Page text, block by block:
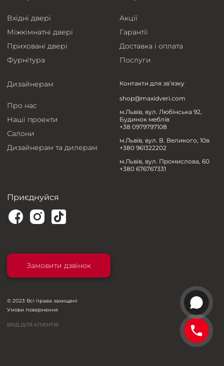
Вхідні двері
Міжкімнатні двері
Приховані двері
Фурнітура
Акції
Гарантії
Доставка і оплата
Послуги
Дизайнерам
Про нас
Наші проекти
Салони
Дизайнерам та дилерам
Контакти для зв’язку
shop@maxidveri.com
м.Львів, вул. Любінська 92,
Будинок меблів
+38 0979797108
м.Львів, вул. В. Великого, 10в
+380 961322202
м.Львів, вул. Промислова, 60
+380 676767331
Приєднуйся
Замовити дзвінок
© 2023 Всі права захищені
Умови повернення
ВХІД ДЛЯ КЛІЄНТІВ